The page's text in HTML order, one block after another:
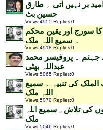
بر نہیں آتی ۔ طارق
حسین بٹ
Views:4955 Replies:0
کا سورج اور یقین محکم
۔ سمیع اللہ ملک
Views:4918 Replies:0
جہنم ۔ پروفیسر محمد
عبداللہ بھٹی
Views:5065 Replies:0
الملک کی تنبیہ ۔ سمیع
اللہ ملک
Views:5070 Replies:0
کی تلاش۔ سمیع اللہ
ملک
Views:5046 Replies:0